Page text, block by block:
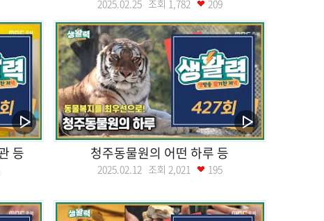
2025.02.25 조회 1,782 209
등 청주동물원의 어떤 하루 등
2025.02.12 조회 2,021 195